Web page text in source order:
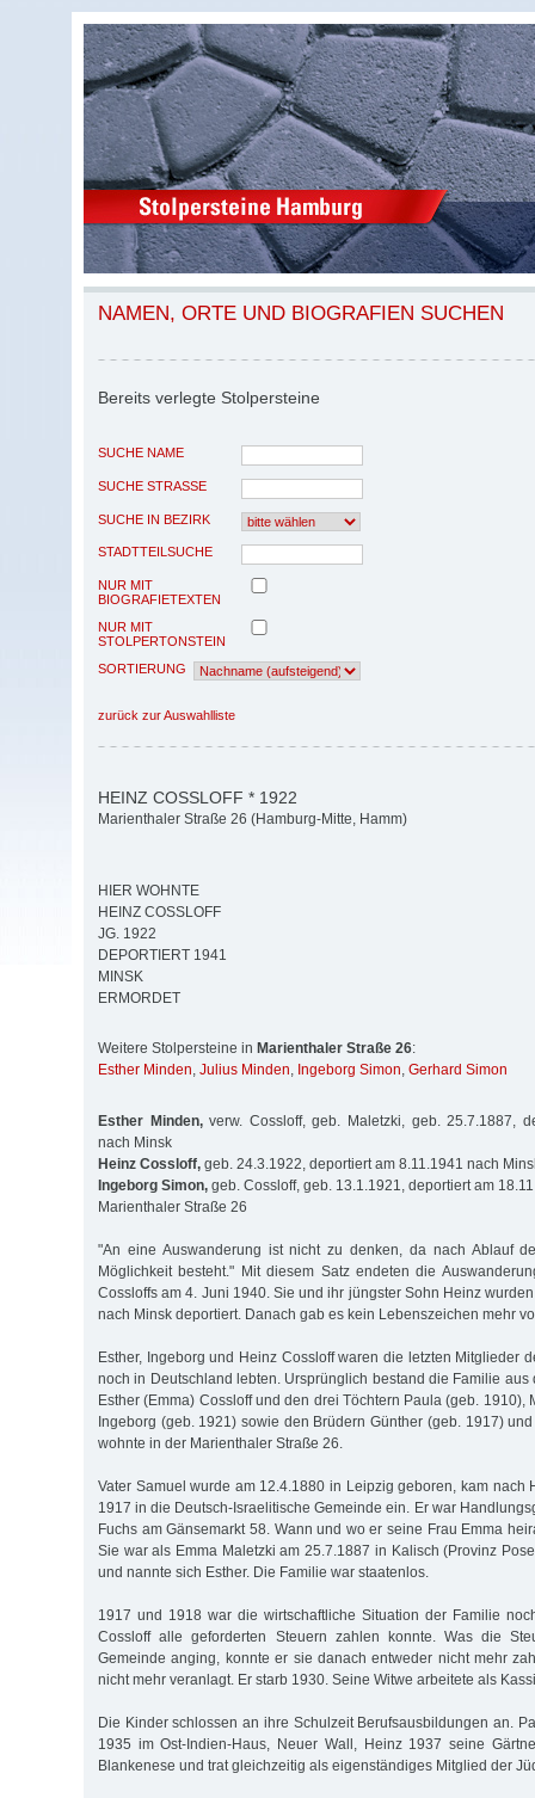
NAMEN, ORTE UND BIOGRAFIEN SUCHEN
Bereits verlegte Stolpersteine
SUCHE NAME
SUCHE STRASSE
SUCHE IN BEZIRK
STADTTEILSUCHE
NUR MIT
BIOGRAFIETEXTEN
NUR MIT
STOLPERTONSTEIN
SORTIERUNG
zurück zur Auswahlliste
HEINZ COSSLOFF * 1922
Marienthaler Straße 26 (Hamburg-Mitte, Hamm)
HIER WOHNTE
HEINZ COSSLOFF
JG. 1922
DEPORTIERT 1941
MINSK
ERMORDET
Weitere Stolpersteine in Marienthaler Straße 26:
Esther Minden, Julius Minden, Ingeborg Simon, Gerhard Simon
Esther Minden,verw. Cossloff, geb. Maletzki, geb. 25.7.1887,
nach Minsk
Heinz Cossloff, geb. 24.3.1922, deportiert am 8.11.1941 nach
Ingeborg Simon, geb. Cossloff, geb. 13.1.1921, deportiert am
Marienthaler Straße 26
"An eine Auswanderung ist nicht zu denken, da nach Ablauf
Möglichkeit besteht." Mit diesem Satz endeten die
Cossloffs am 4. Juni 1940. Sie und ihr jüngster Sohn Heinz
nach Minsk deportiert. Danach gab es kein Lebenszeichen mehr
Esther, Ingeborg und Heinz Cossloff waren die letzten Mitglieder
noch in Deutschland lebten. Ursprünglich bestand die Familie aus
Esther (Emma) Cossloff und den drei Töchtern Paula (geb. 1910),
Ingeborg (geb. 1921) sowie den Brüdern Günther (geb. 1917)
wohnte in der Marienthaler Straße 26.
Vater Samuel wurde am 12.4.1880 in Leipzig geboren, kam nach
1917 in die Deutsch-Israelitische Gemeinde ein. Er war
Fuchs am Gänsemarkt 58. Wann und wo er seine Frau Emma
Sie war als Emma Maletzki am 25.7.1887 in Kalisch (Provinz
und nannte sich Esther. Die Familie war staatenlos.
1917 und 1918 war die wirtschaftliche Situation der Familie
Cossloff alle geforderten Steuern zahlen konnte. Was die
Gemeinde anging, konnte er sie danach entweder nicht mehr
nicht mehr veranlagt. Er starb 1930. Seine Witwe arbeitete als
Die Kinder schlossen an ihre Schulzeit Berufsausbildungen an.
1935 im Ost-Indien-Haus, Neuer Wall, Heinz 1937 seine
Blankenese und trat gleichzeitig als eigenständiges Mitglied der